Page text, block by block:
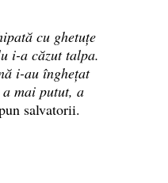
cu ghetuțe
i-a căzut talpa.
i-au înghețat
mai putut, a
salvatorii.